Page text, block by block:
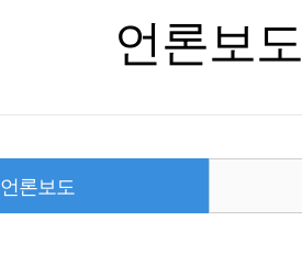
언론보도
언론보도